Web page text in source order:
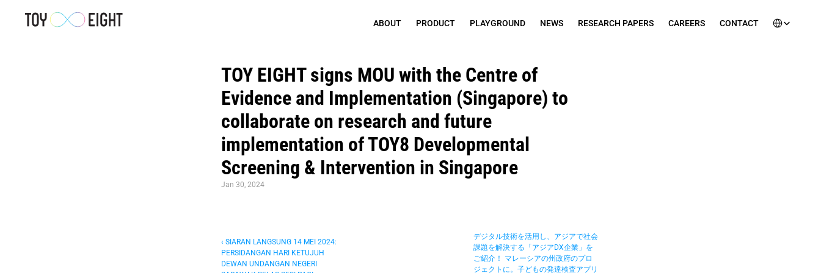
ABOUT PRODUCT PLAYGROUND NEWS RESEARCH PAPERS CAREERS CONTACT
TOY EIGHT signs MOU with the Centre of
Evidence and Implementation (Singapore) to
collaborate on research and future
implementation of TOY8 Developmental
Screening & Intervention in Singapore
Jan 30, 2024
‹ SIARAN LANGSUNG 14 MEI 2024:
PERSIDANGAN HARI KETUJUH
DEWAN UNDANGAN NEGERI
デジタル技術を活用し、アジアで社会
課題を解決する「アジアDX企業」を
ご紹介！ マレーシアの州政府のプロ
ジェクトに。子どもの発達検査アプリ